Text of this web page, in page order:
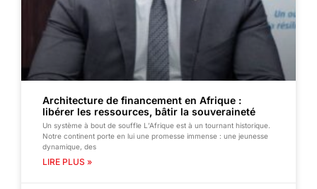
Architecture de financement en Afrique :
libérer les ressources, bâtir la souveraineté
Un système à bout de souffle L’Afrique est à un tournant historique.
Notre continent porte en lui une promesse immense : une jeunesse
dynamique, des
LIRE PLUS »